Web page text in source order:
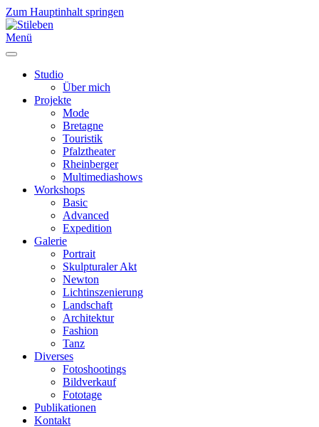
Zum Hauptinhalt springen
Menü
Studio
Über mich
Projekte
Mode
Bretagne
Touristik
Pfalztheater
Rheinberger
Multimediashows
Workshops
Basic
Advanced
Expedition
Galerie
Portrait
Skulpturaler Akt
Newton
Lichtinszenierung
Landschaft
Architektur
Fashion
Tanz
Diverses
Fotoshootings
Bildverkauf
Fototage
Publikationen
Kontakt